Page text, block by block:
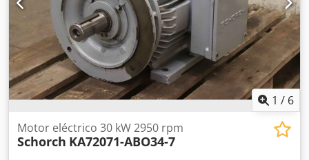
1 / 6
Motor eléctrico 30 kW 2950 rpm
Schorch KA72071-ABO34-7